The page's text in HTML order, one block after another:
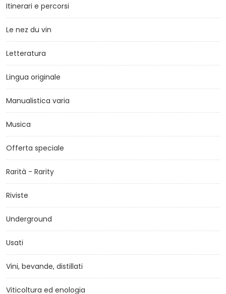
Itinerari e percorsi
Le nez du vin
Letteratura
Lingua originale
Manualistica varia
Musica
Offerta speciale
Rarità - Rarity
Riviste
Underground
Usati
Vini, bevande, distillati
Viticoltura ed enologia